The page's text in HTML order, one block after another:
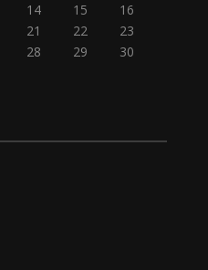
14 15
16
21 22
23
28 29
30